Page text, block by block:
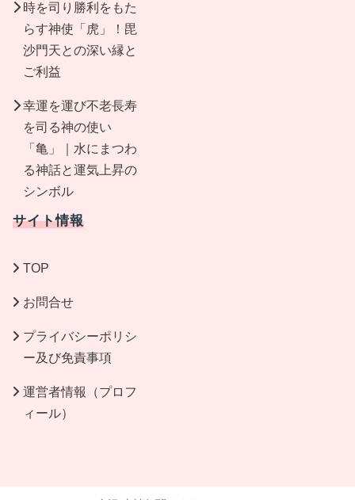
時を司り勝利をもた
らす神使「虎」！毘
沙門天との深い縁と
ご利益
幸運を運び不老長寿
を司る神の使い
「亀」｜水にまつわ
る神話と運気上昇の
シンボル
サイト情報
TOP
お問合せ
プライバシーポリシ
ー及び免責事項
運営者情報（プロフ
ィール）